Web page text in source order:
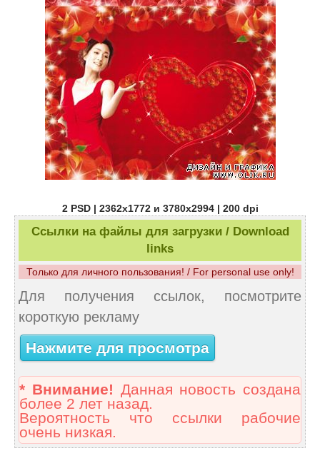
2 PSD | 2362х1772 и 3780х2994 | 200 dpi
Ссылки на файлы для загрузки / Download
links
Только для личного пользования! / For personal use only!
Для получения ссылок, посмотрите
короткую рекламу
Нажмите для просмотра
* Внимание! Данная новость создана
более 2 лет назад.
Вероятность что ссылки рабочие
очень низкая.